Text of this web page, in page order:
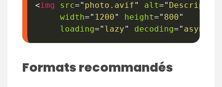
<img src=" photo.avif" alt="
width=" 1200" height=" 800"
loading=" lazy" decoding=" async
Formats recommandés